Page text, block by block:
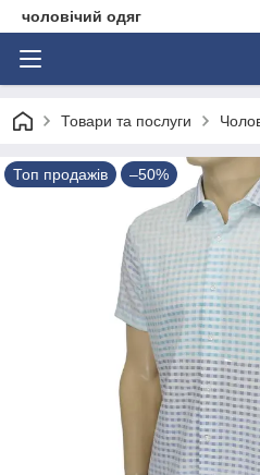
чоловічий одяг
Товари та послуги
Топ продажів –50%